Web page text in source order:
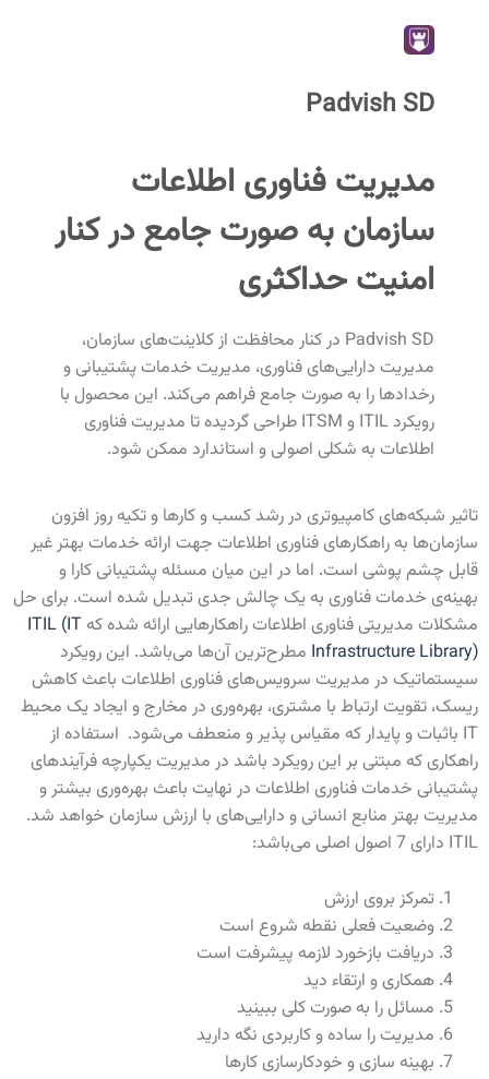
Padvish SD
مدیریت فناوری اطلاعات
سازمان به صورت جامع در کنار
امنیت حداکثری
Padvish SD در کنار محافظت از کلاینت‌های سازمان،
مدیریت دارایی‌های فناوری، مدیریت خدمات پشتیبانی و
رخدادها را به صورت جامع فراهم می‌کند. این محصول با
رویکرد ITIL و ITSM طراحی گردیده تا مدیریت فناوری
اطلاعات به شکلی اصولی و استاندارد ممکن شود.
تاثیر شبکه‌های کامپیوتری در رشد کسب و کارها و تکیه روز افزون
سازمان‌ها به راهکارهای فناوری اطلاعات جهت ارائه خدمات بهتر غیر
قابل چشم پوشی است. اما در این میان مسئله پشتیبانی کارا و
بهینه‌ی خدمات فناوری به یک چالش جدی تبدیل شده است. برای حل
مشکلات مدیریتی فناوری اطلاعات راهکارهایی ارائه شده که ITIL (IT
Infrastructure Library) مطرح‌ترین آن‌ها می‌باشد. این رویکرد
سیستماتیک در مدیریت سرویس‌های فناوری اطلاعات باعث کاهش
ریسک، تقویت ارتباط با مشتری، بهره‌وری در مخارج و ایجاد یک محیط
IT باثبات و پایدار که مقیاس پذیر و منعطف می‌شود. استفاده از
راهکاری که مبتنی بر این رویکرد باشد در مدیریت یکپارچه فرآیندهای
پشتیبانی خدمات فناوری اطلاعات در نهایت باعث بهره‌وری بیشتر و
مدیریت بهتر منابع انسانی و دارایی‌های با ارزش سازمان خواهد شد.
ITIL دارای 7 اصول اصلی می‌باشد:
تمرکز بروی ارزش
وضعیت فعلی نقطه شروع است
دریافت بازخورد لازمه پیشرفت است
همکاری و ارتقاء دید
مسائل را به صورت کلی ببینید
مدیریت را ساده و کاربردی نگه دارید
بهینه سازی و خودکارسازی کارها